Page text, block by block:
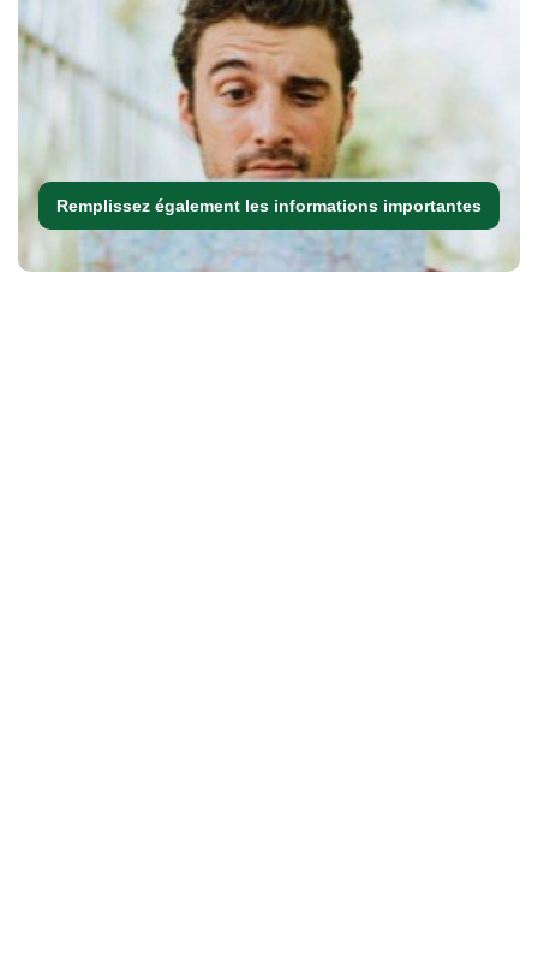
Remplissez également les informations importantes